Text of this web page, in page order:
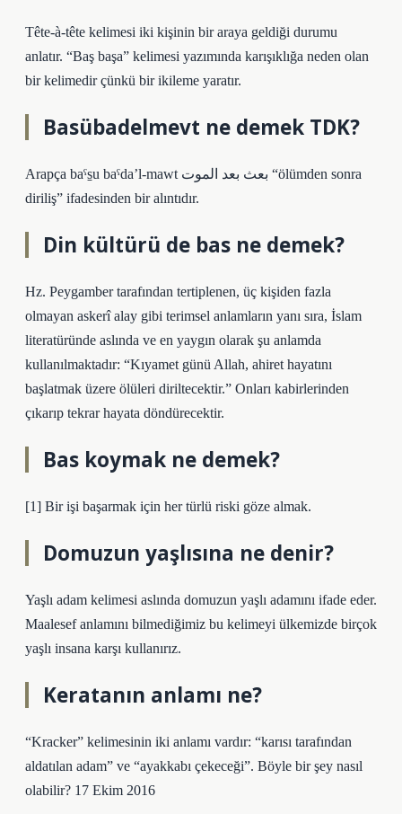
Tête-à-tête kelimesi iki kişinin bir araya geldiği durumu
anlatır. “Baş başa” kelimesi yazımında karışıklığa neden olan
bir kelimedir çünkü bir ikileme yaratır.
Basübadelmevt ne demek TDK?
Arapça baˁs̠u baˁda’l-mawt بعث بعد الموت “ölümden sonra
diriliş” ifadesinden bir alıntıdır.
Din kültürü de bas ne demek?
Hz. Peygamber tarafından tertiplenen, üç kişiden fazla
olmayan askerî alay gibi terimsel anlamların yanı sıra, İslam
literatüründe aslında ve en yaygın olarak şu anlamda
kullanılmaktadır: “Kıyamet günü Allah, ahiret hayatını
başlatmak üzere ölüleri diriltecektir.” Onları kabirlerinden
çıkarıp tekrar hayata döndürecektir.
Bas koymak ne demek?
[1] Bir işi başarmak için her türlü riski göze almak.
Domuzun yaşlısına ne denir?
Yaşlı adam kelimesi aslında domuzun yaşlı adamını ifade eder.
Maalesef anlamını bilmediğimiz bu kelimeyi ülkemizde birçok
yaşlı insana karşı kullanırız.
Keratanın anlamı ne?
“Kracker” kelimesinin iki anlamı vardır: “karısı tarafından
aldatılan adam” ve “ayakkabı çekeceği”. Böyle bir şey nasıl
olabilir? 17 Ekim 2016